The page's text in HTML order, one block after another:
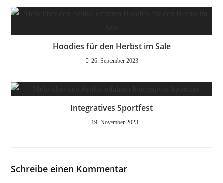
Hoodies für den Herbst im Sale
26. September 2023
Integratives Sportfest
19. November 2023
Schreibe einen Kommentar